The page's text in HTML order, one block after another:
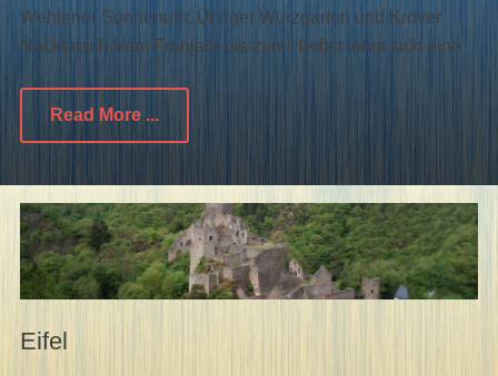
Wehlener Sonnenuhr, Ürziger Würzgarten und Kröver
Nacktarsch.Vom Frühjahr bis zum Herbst lohnt sich eine
Read More ...
Eifel